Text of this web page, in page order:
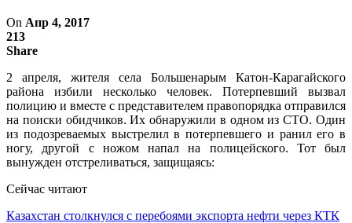
On Апр 4, 2017
213
Share
2 апреля, жителя села Большенарым Катон-Карагайского
района избили несколько человек. Потерпевший вызвал
полицию и вместе с представителем правопорядка отправился
на поиски обидчиков. Их обнаружили в одном из СТО. Один
из подозреваемых выстрелил в потерпевшего и ранил его в
ногу, другой с ножом напал на полицейского. Тот был
вынужден отстреливаться, защищаясь:
Сейчас читают
Казахстан столкнулся с перебоями экспорта нефти через КТК